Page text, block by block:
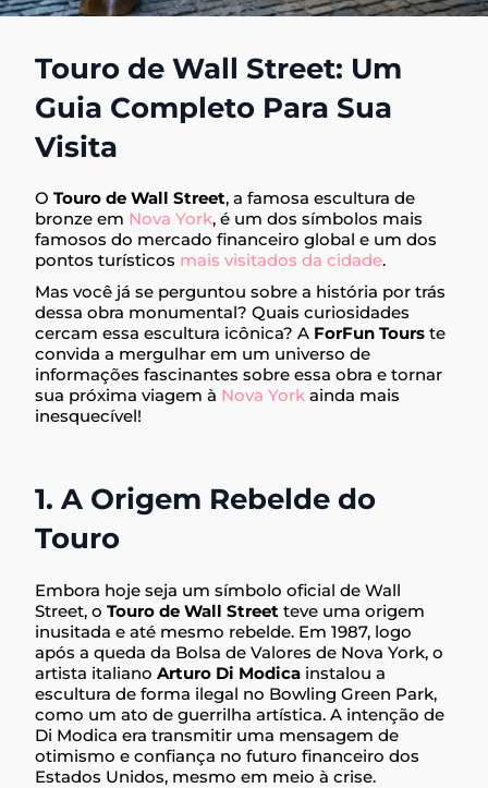
Touro de Wall Street: Um
Guia Completo Para Sua
Visita
OTouro de Wall Street, a famosa escultura de
bronze em Nova York, é um dos símbolos mais
famosos do mercado financeiro global e um dos
pontos turísticos mais visitados da cidade.
Mas você já se perguntou sobre a história por trás
dessa obra monumental? Quais curiosidades
cercam essa escultura icônica? A ForFun Tours te
convida a mergulhar em um universo de
informações fascinantes sobre essa obra e tornar
sua próxima viagem à Nova York ainda mais
inesquecível!
1. A Origem Rebelde do
Touro
Embora hoje seja um símbolo oficial de Wall
Street, oTouro de Wall Street teve uma origem
inusitada e até mesmo rebelde. Em 1987, logo
após a queda da Bolsa de Valores de Nova York, o
artista italianoArturo Di Modica instalou a
escultura de forma ilegal no Bowling Green Park,
como um ato de guerrilha artística. A intenção de
Di Modica era transmitir uma mensagem de
otimismo e confiança no futuro financeiro dos
Estados Unidos, mesmo em meio à crise.